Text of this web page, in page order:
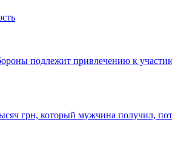
подлежит привлечению к
грн, который мужчина получил,